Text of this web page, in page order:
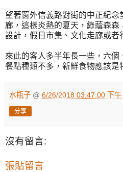
望著窗外信義路對街的中正紀念
廊，這樣炎熱的夏天，綠蔭森
設計，假日市集、文化走廊或者
來此的客人多半年長一些，六
餐點種類不多，新鮮食物應該是
水瓶子 @ 6/26/2018 03:47:00 下午
分享
沒有留言:
張貼留言